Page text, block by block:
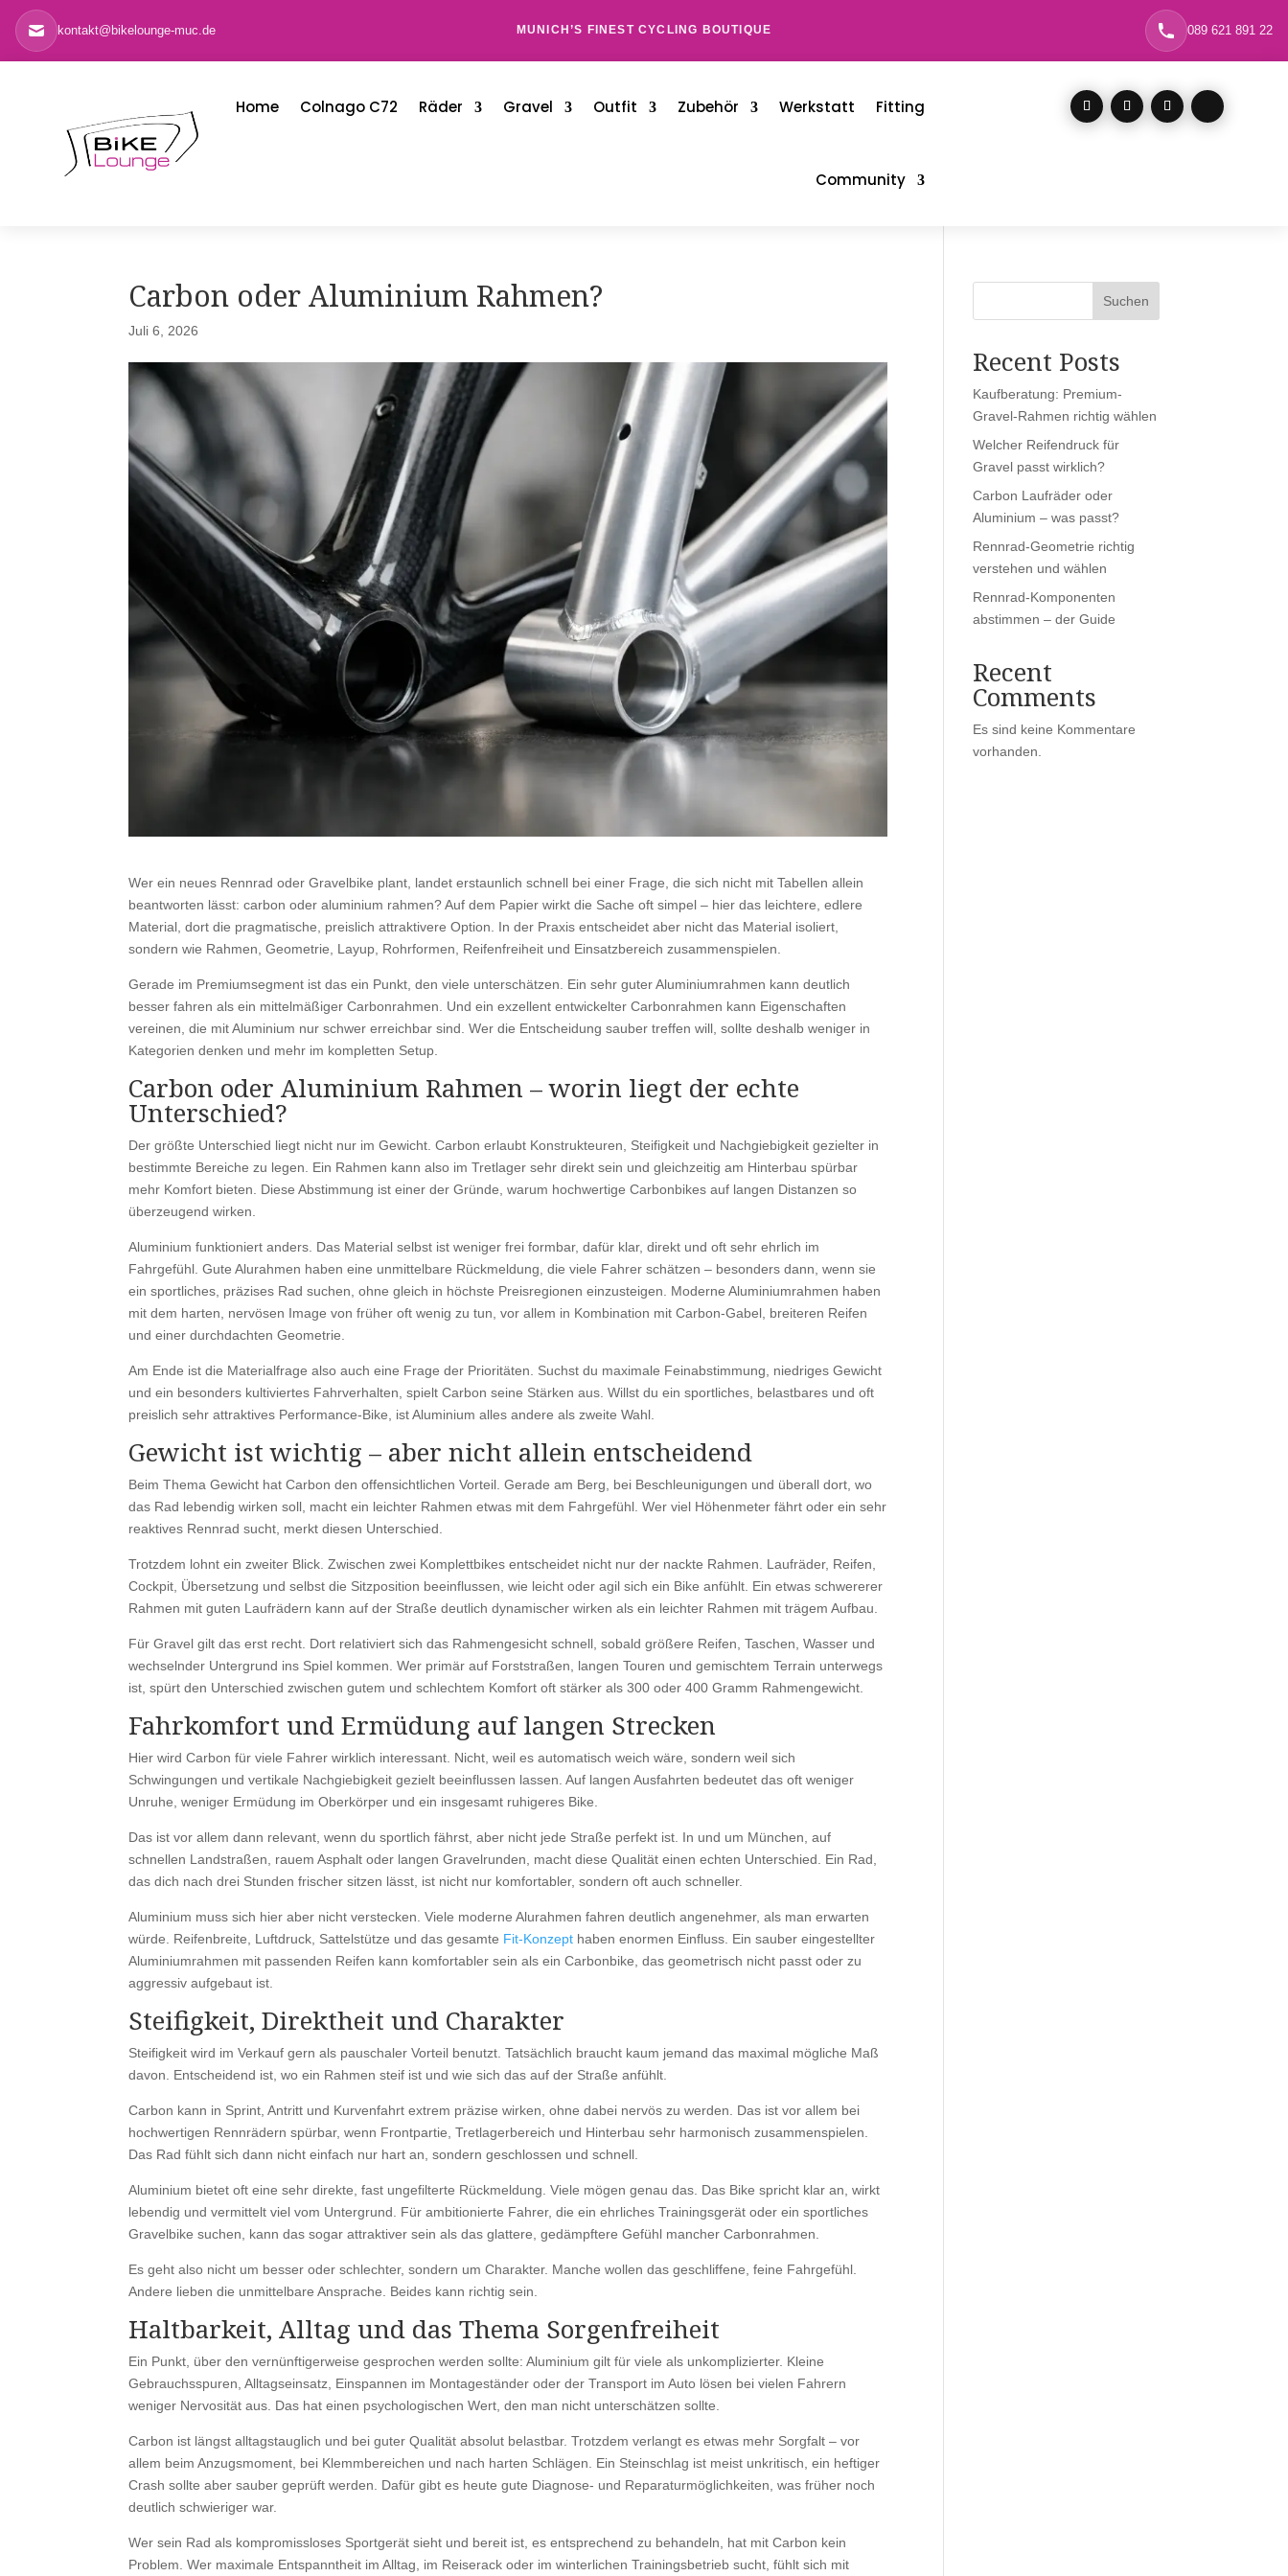
kontakt@bikelounge-muc.de MUNICH’S FINEST CYCLING BOUTIQUE 089 621 891 22
Home Colnago C72 Räder Gravel Outfit Zubehör Werkstatt Fitting
Community
Carbon oder Aluminium Rahmen?
Juli 6, 2026
Wer ein neues Rennrad oder Gravelbike plant, landet erstaunlich schnell bei einer Frage, die sich nicht mit Tabellen allein
beantworten lässt: carbon oder aluminium rahmen? Auf dem Papier wirkt die Sache oft simpel – hier das leichtere, edlere
Material, dort die pragmatische, preislich attraktivere Option. In der Praxis entscheidet aber nicht das Material isoliert,
sondern wie Rahmen, Geometrie, Layup, Rohrformen, Reifenfreiheit und Einsatzbereich zusammenspielen.
Gerade im Premiumsegment ist das ein Punkt, den viele unterschätzen. Ein sehr guter Aluminiumrahmen kann deutlich
besser fahren als ein mittelmäßiger Carbonrahmen. Und ein exzellent entwickelter Carbonrahmen kann Eigenschaften
vereinen, die mit Aluminium nur schwer erreichbar sind. Wer die Entscheidung sauber treffen will, sollte deshalb weniger in
Kategorien denken und mehr im kompletten Setup.
Carbon oder Aluminium Rahmen – worin liegt der echte
Unterschied?
Der größte Unterschied liegt nicht nur im Gewicht. Carbon erlaubt Konstrukteuren, Steifigkeit und Nachgiebigkeit gezielter in
bestimmte Bereiche zu legen. Ein Rahmen kann also im Tretlager sehr direkt sein und gleichzeitig am Hinterbau spürbar
mehr Komfort bieten. Diese Abstimmung ist einer der Gründe, warum hochwertige Carbonbikes auf langen Distanzen so
überzeugend wirken.
Aluminium funktioniert anders. Das Material selbst ist weniger frei formbar, dafür klar, direkt und oft sehr ehrlich im
Fahrgefühl. Gute Alurahmen haben eine unmittelbare Rückmeldung, die viele Fahrer schätzen – besonders dann, wenn sie
ein sportliches, präzises Rad suchen, ohne gleich in höchste Preisregionen einzusteigen. Moderne Aluminiumrahmen haben
mit dem harten, nervösen Image von früher oft wenig zu tun, vor allem in Kombination mit Carbon-Gabel, breiteren Reifen
und einer durchdachten Geometrie.
Am Ende ist die Materialfrage also auch eine Frage der Prioritäten. Suchst du maximale Feinabstimmung, niedriges Gewicht
und ein besonders kultiviertes Fahrverhalten, spielt Carbon seine Stärken aus. Willst du ein sportliches, belastbares und oft
preislich sehr attraktives Performance-Bike, ist Aluminium alles andere als zweite Wahl.
Gewicht ist wichtig – aber nicht allein entscheidend
Beim Thema Gewicht hat Carbon den offensichtlichen Vorteil. Gerade am Berg, bei Beschleunigungen und überall dort, wo
das Rad lebendig wirken soll, macht ein leichter Rahmen etwas mit dem Fahrgefühl. Wer viel Höhenmeter fährt oder ein sehr
reaktives Rennrad sucht, merkt diesen Unterschied.
Trotzdem lohnt ein zweiter Blick. Zwischen zwei Komplettbikes entscheidet nicht nur der nackte Rahmen. Laufräder, Reifen,
Cockpit, Übersetzung und selbst die Sitzposition beeinflussen, wie leicht oder agil sich ein Bike anfühlt. Ein etwas schwererer
Rahmen mit guten Laufrädern kann auf der Straße deutlich dynamischer wirken als ein leichter Rahmen mit trägem Aufbau.
Für Gravel gilt das erst recht. Dort relativiert sich das Rahmengesicht schnell, sobald größere Reifen, Taschen, Wasser und
wechselnder Untergrund ins Spiel kommen. Wer primär auf Forststraßen, langen Touren und gemischtem Terrain unterwegs
ist, spürt den Unterschied zwischen gutem und schlechtem Komfort oft stärker als 300 oder 400 Gramm Rahmengewicht.
Fahrkomfort und Ermüdung auf langen Strecken
Hier wird Carbon für viele Fahrer wirklich interessant. Nicht, weil es automatisch weich wäre, sondern weil sich
Schwingungen und vertikale Nachgiebigkeit gezielt beeinflussen lassen. Auf langen Ausfahrten bedeutet das oft weniger
Unruhe, weniger Ermüdung im Oberkörper und ein insgesamt ruhigeres Bike.
Das ist vor allem dann relevant, wenn du sportlich fährst, aber nicht jede Straße perfekt ist. In und um München, auf
schnellen Landstraßen, rauem Asphalt oder langen Gravelrunden, macht diese Qualität einen echten Unterschied. Ein Rad,
das dich nach drei Stunden frischer sitzen lässt, ist nicht nur komfortabler, sondern oft auch schneller.
Aluminium muss sich hier aber nicht verstecken. Viele moderne Alurahmen fahren deutlich angenehmer, als man erwarten
würde. Reifenbreite, Luftdruck, Sattelstütze und das gesamte Fit-Konzept haben enormen Einfluss. Ein sauber eingestellter
Aluminiumrahmen mit passenden Reifen kann komfortabler sein als ein Carbonbike, das geometrisch nicht passt oder zu
aggressiv aufgebaut ist.
Steifigkeit, Direktheit und Charakter
Steifigkeit wird im Verkauf gern als pauschaler Vorteil benutzt. Tatsächlich braucht kaum jemand das maximal mögliche Maß
davon. Entscheidend ist, wo ein Rahmen steif ist und wie sich das auf der Straße anfühlt.
Carbon kann in Sprint, Antritt und Kurvenfahrt extrem präzise wirken, ohne dabei nervös zu werden. Das ist vor allem bei
hochwertigen Rennrädern spürbar, wenn Frontpartie, Tretlagerbereich und Hinterbau sehr harmonisch zusammenspielen.
Das Rad fühlt sich dann nicht einfach nur hart an, sondern geschlossen und schnell.
Aluminium bietet oft eine sehr direkte, fast ungefilterte Rückmeldung. Viele mögen genau das. Das Bike spricht klar an, wirkt
lebendig und vermittelt viel vom Untergrund. Für ambitionierte Fahrer, die ein ehrliches Trainingsgerät oder ein sportliches
Gravelbike suchen, kann das sogar attraktiver sein als das glattere, gedämpftere Gefühl mancher Carbonrahmen.
Es geht also nicht um besser oder schlechter, sondern um Charakter. Manche wollen das geschliffene, feine Fahrgefühl.
Andere lieben die unmittelbare Ansprache. Beides kann richtig sein.
Haltbarkeit, Alltag und das Thema Sorgenfreiheit
Ein Punkt, über den vernünftigerweise gesprochen werden sollte: Aluminium gilt für viele als unkomplizierter. Kleine
Gebrauchsspuren, Alltagseinsatz, Einspannen im Montageständer oder der Transport im Auto lösen bei vielen Fahrern
weniger Nervosität aus. Das hat einen psychologischen Wert, den man nicht unterschätzen sollte.
Carbon ist längst alltagstauglich und bei guter Qualität absolut belastbar. Trotzdem verlangt es etwas mehr Sorgfalt – vor
allem beim Anzugsmoment, bei Klemmbereichen und nach harten Schlägen. Ein Steinschlag ist meist unkritisch, ein heftiger
Crash sollte aber sauber geprüft werden. Dafür gibt es heute gute Diagnose- und Reparaturmöglichkeiten, was früher noch
deutlich schwieriger war.
Wer sein Rad als kompromissloses Sportgerät sieht und bereit ist, es entsprechend zu behandeln, hat mit Carbon kein
Problem. Wer maximale Entspanntheit im Alltag, im Reiserack oder im winterlichen Trainingsbetrieb sucht, fühlt sich mit
Suchen
Recent Posts
Kaufberatung: Premium-
Gravel-Rahmen richtig wählen
Welcher Reifendruck für
Gravel passt wirklich?
Carbon Laufräder oder
Aluminium – was passt?
Rennrad-Geometrie richtig
verstehen und wählen
Rennrad-Komponenten
abstimmen – der Guide
Recent
Comments
Es sind keine Kommentare
vorhanden.